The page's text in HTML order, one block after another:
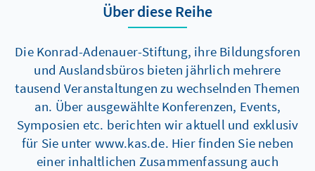
Über diese Reihe
Die Konrad-Adenauer-Stiftung, ihre Bildungsforen
und Auslandsbüros bieten jährlich mehrere
tausend Veranstaltungen zu wechselnden Themen
an. Über ausgewählte Konferenzen, Events,
Symposien etc. berichten wir aktuell und exklusiv
für Sie unter www.kas.de. Hier finden Sie neben
einer inhaltlichen Zusammenfassung auch